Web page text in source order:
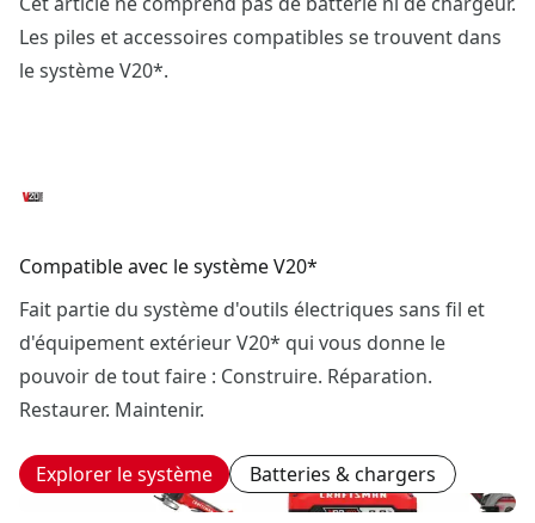
Les piles et accessoires compatibles se trouvent dans
le système V20*.
Compatible avec le système V20*
Fait partie du système d'outils électriques sans fil et
d'équipement extérieur V20* qui vous donne le
pouvoir de tout faire : Construire. Réparation.
Restaurer. Maintenir.
Explorer le système Batteries & chargers